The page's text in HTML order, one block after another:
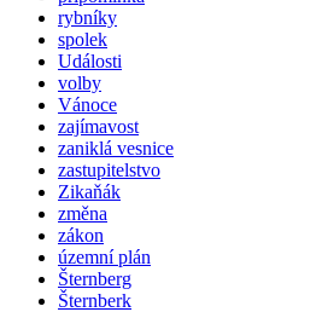
rybníky
spolek
Události
volby
Vánoce
zajímavost
zaniklá vesnice
zastupitelstvo
Zikaňák
změna
zákon
územní plán
Šternberg
Šternberk